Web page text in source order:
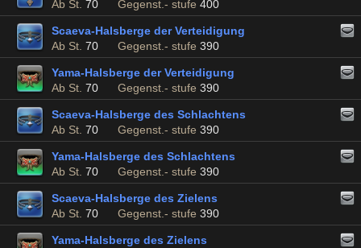
Ab St. 70 Gegenst.- stufe 400
Scaeva-Halsberge der Verteidigung
Ab St. 70 Gegenst.- stufe 390
Yama-Halsberge der Verteidigung
Ab St. 70 Gegenst.- stufe 390
Scaeva-Halsberge des Schlachtens
Ab St. 70 Gegenst.- stufe 390
Yama-Halsberge des Schlachtens
Ab St. 70 Gegenst.- stufe 390
Scaeva-Halsberge des Zielens
Ab St. 70 Gegenst.- stufe 390
Yama-Halsberge des Zielens